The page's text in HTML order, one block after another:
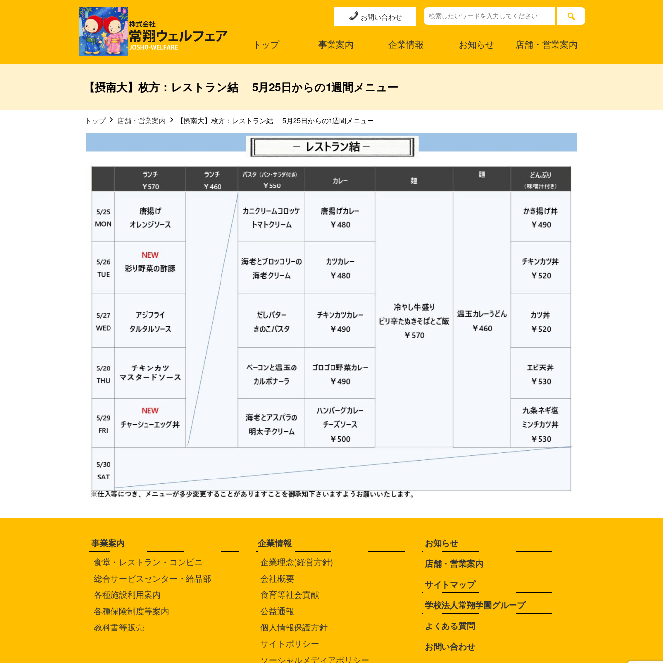
お問い合わせ
トップ 事業案内 企業情報 お知らせ 店舗・営業案内
【摂南大】枚方：レストラン結 5月25日からの1週間メニュー
トップ 店舗・営業案内 【摂南大】枚方：レストラン結 5月25日からの1週間メニュー
事業案内
食堂・レストラン・コンビニ
総合サービスセンター・給品部
各種施設利用案内
各種保険制度等案内
教科書等販売
企業情報
企業理念(経営方針)
会社概要
食育等社会貢献
公益通報
個人情報保護方針
サイトポリシー
ソーシャルメディアポリシー
お知らせ
店舗・営業案内
サイトマップ
学校法人常翔学園グループ
よくある質問
お問い合わせ